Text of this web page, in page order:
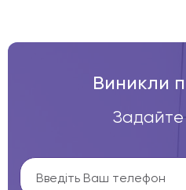
Виникли
Задайте